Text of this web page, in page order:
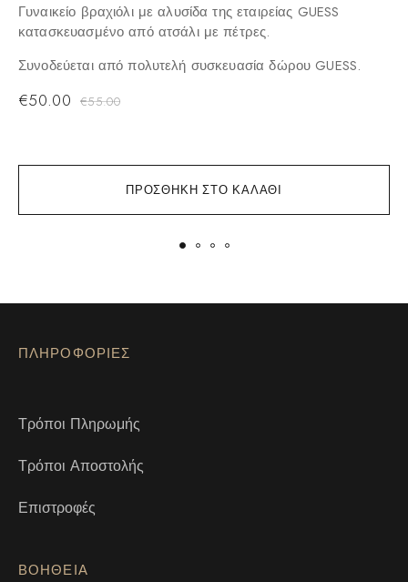
ΠΡΟΣΘΉΚΗ ΣΤΟ ΚΑΛΆΘΙ
Γυναικείο βραχιόλι με αλυσίδα της εταιρείας GUESS
κατασκευασμένο από ατσάλι με πέτρες.
Συνοδεύεται από πολυτελή συσκευασία δώρου GUESS.
€55.00
€50.00
ΠΛΗΡΟΦΟΡΙΕΣ
Τρόποι Πληρωμής
Τρόποι Αποστολής
Επιστροφές
ΒΟΗΘΕΙΑ